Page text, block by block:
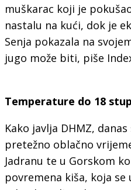
muškarac koji je
nastalu na kući, dok je
Senja pokazala na
jugo može biti, piše
Temperature do 18
Kako javlja DHMZ,
pretežno oblačno
Jadranu te u Gorskom
povremena kiša, koja